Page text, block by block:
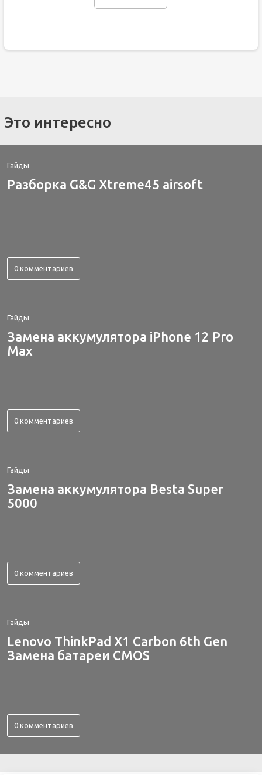
Это интересно
Гайды
Разборка G&G Xtreme45 airsoft
0 комментариев
Гайды
Замена аккумулятора iPhone 12 Pro
Max
0 комментариев
Гайды
Замена аккумулятора Besta Super
5000
0 комментариев
Гайды
Lenovo ThinkPad X1 Carbon 6th Gen
Замена батареи CMOS
0 комментариев